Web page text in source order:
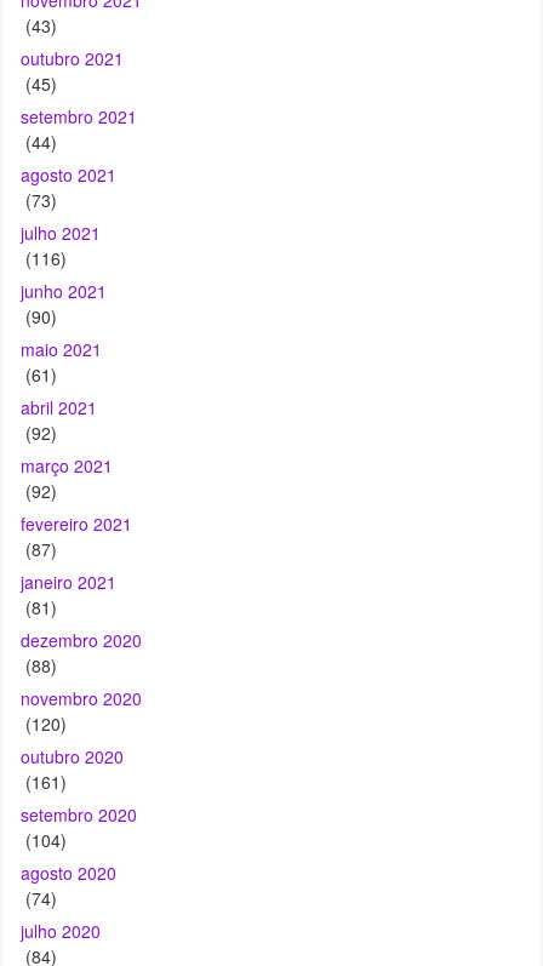
(43)
outubro 2021
(45)
setembro 2021
(44)
agosto 2021
(73)
julho 2021
(116)
junho 2021
(90)
maio 2021
(61)
abril 2021
(92)
março 2021
(92)
fevereiro 2021
(87)
janeiro 2021
(81)
dezembro 2020
(88)
novembro 2020
(120)
outubro 2020
(161)
setembro 2020
(104)
agosto 2020
(74)
julho 2020
(84)